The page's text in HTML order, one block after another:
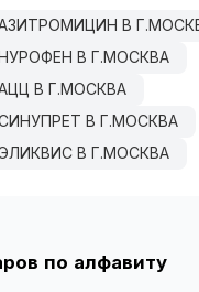
В
В Г.МОСКВА
В Г.МОСКВА
В Г.МОСКВА
В Г.МОСКВА
по алфавиту